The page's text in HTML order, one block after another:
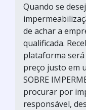
Quando se
de achar a
qualificada.
plataforma
preço justo em
SOBRE
procurar por
responsável,